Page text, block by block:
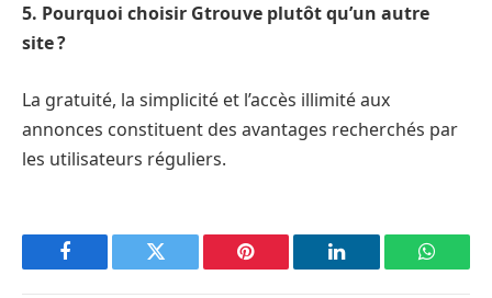
5. Pourquoi choisir Gtrouve plutôt qu’un autre
site ?
La gratuité, la simplicité et l’accès illimité aux
annonces constituent des avantages recherchés par
les utilisateurs réguliers.
Facebook Twitter Pinterest LinkedIn